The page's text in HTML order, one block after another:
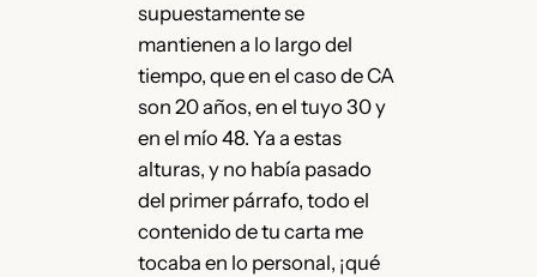
supuestamente se
mantienen a lo largo del
tiempo, que en el caso de CA
son 20 años, en el tuyo 30 y
en el mío 48. Ya a estas
alturas, y no había pasado
del primer párrafo, todo el
contenido de tu carta me
tocaba en lo personal, ¡qué